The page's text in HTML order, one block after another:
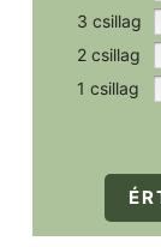
3 csillag
2 csillag
1 csillag